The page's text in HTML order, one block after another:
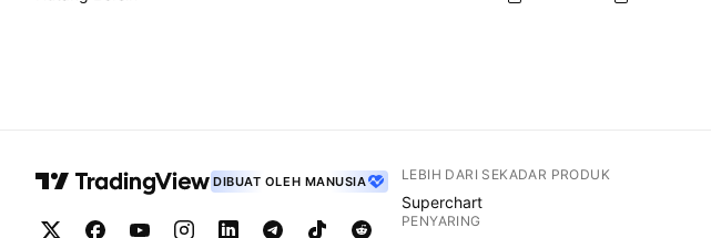
DIBUAT OLEH MANUSIA LEBIH DARI SEKADAR PRODUK
Superchart
PENYARING